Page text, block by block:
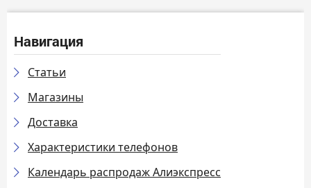
Навигация
Статьи
Магазины
Доставка
Характеристики телефонов
Календарь распродаж Алиэкспресс